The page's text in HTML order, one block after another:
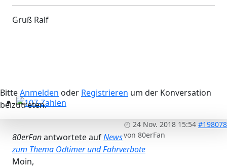
Gruß Ralf
BitteAnmelden oder Registrieren um der Konversation
beizutreten.
24 Nov. 2018 15:54 #198078
von 80erFan
80erFanantwortete aufNews
zum Thema Odtimer und Fahrverbote
Moin,